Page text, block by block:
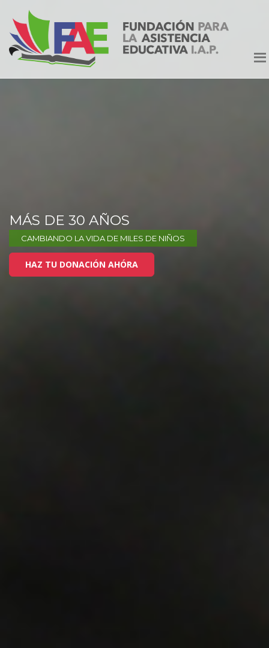
MÁS DE 30 AÑOS
CAMBIANDO LA VIDA DE MILES DE NIÑOS
HAZ TU DONACIÓN AHÓRA